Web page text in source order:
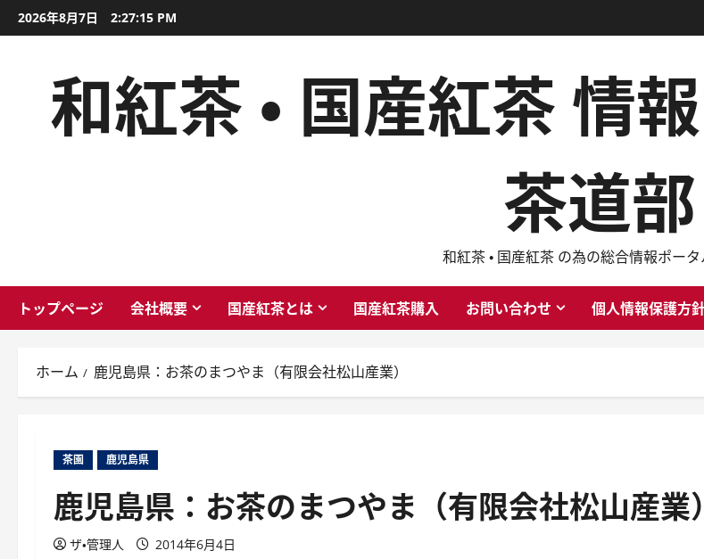
容
2026年8月7日 2:27:16 PM
和紅茶 ・ 国産紅茶
茶道部
和紅茶 ・ 国産紅茶 の為の総合情報ポー
トップページ 会社概要 国産紅茶とは 国産紅茶購入 お問い合わせ 個人情報保護方
ホーム
茶園 鹿児島県
ザ・管理人 2014年6月4日